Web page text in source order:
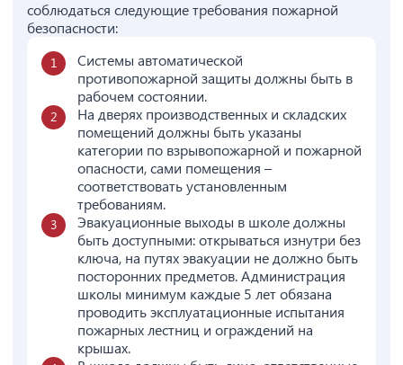
соблюдаться следующие требования пожарной
безопасности:
Системы автоматической
противопожарной защиты должны быть в
рабочем состоянии.
На дверях производственных и складских
помещений должны быть указаны
категории по взрывопожарной и пожарной
опасности, сами помещения –
соответствовать установленным
требованиям.
Эвакуационные выходы в школе должны
быть доступными: открываться изнутри без
ключа, на путях эвакуации не должно быть
посторонних предметов. Администрация
школы минимум каждые 5 лет обязана
проводить эксплуатационные испытания
пожарных лестниц и ограждений на
крышах.